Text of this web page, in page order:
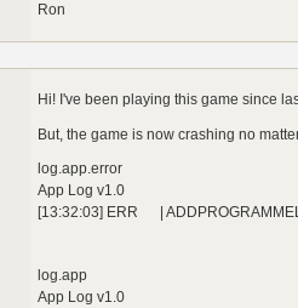
Ron
Hi! I've been playing this game since
But, the game is now crashing no
log.app.error
App Log v1.0
[13:32:03] ERR |
log.app
App Log v1.0